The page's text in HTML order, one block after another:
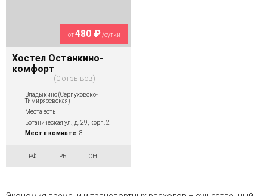
от480 ₽ /сутки
Хостел Останкино-
комфорт
0 отзывов
Владыкино (Серпуховско-
Тимирязевская)
Места есть
Ботаническая ул., д. 29, корп. 2
Мест в комнате: 8
РФ РБ СНГ